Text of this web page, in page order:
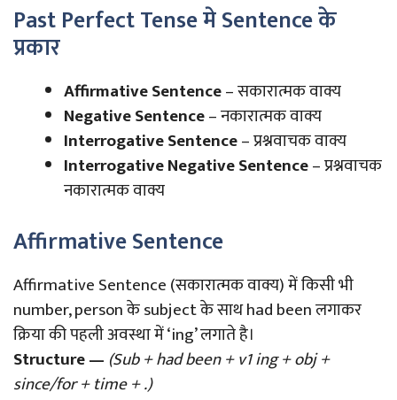
Past Perfect Tense मे Sentence के
प्रकार
Affirmative Sentence– सकारात्मक वाक्य
Negative Sentence– नकारात्मक वाक्य
Interrogative Sentence– प्रश्नवाचक वाक्य
Interrogative Negative Sentence– प्रश्नवाचक
नकारात्मक वाक्य
Affirmative Sentence
Affirmative Sentence (सकारात्मक वाक्य) में किसी भी
number, person के subject के साथ had been लगाकर
क्रिया की पहली अवस्था में ‘ing’ लगाते है।
Structure — (Sub + had been + v1 ing + obj +
since/for + time + .)